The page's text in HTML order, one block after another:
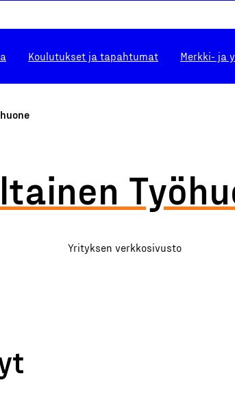
Koulutukset ja tapahtumat Merkki- ja
Yrityksen verkkosivusto